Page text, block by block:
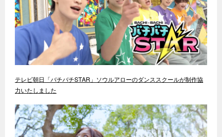
テレビ朝日「バチバチSTAR」ソウルアローのダンススクールが制作協
力いたしました